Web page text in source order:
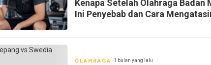
Kenapa Setelah Olahraga Badan
Ini Penyebab dan Cara
OLAHRAGA 1 bulan yang lalu